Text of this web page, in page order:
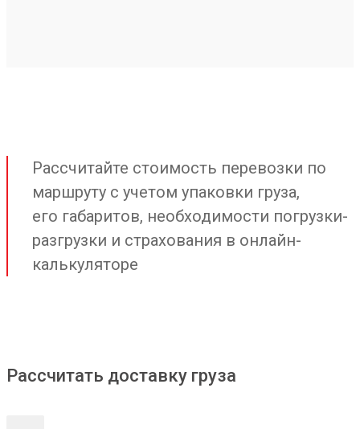
Рассчитайте стоимость перевозки по
маршруту с учетом упаковки груза,
его габаритов, необходимости погрузки-
разгрузки и страхования в онлайн-
калькуляторе
Рассчитать доставку груза